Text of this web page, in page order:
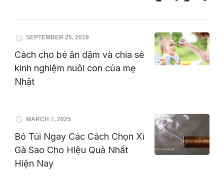
SEPTEMBER 25, 2019
Cách cho bé ăn dặm và chia sẻ
kinh nghiệm nuôi con của mẹ
Nhật
MARCH 7, 2025
Bỏ Túi Ngay Các Cách Chọn Xì
Gà Sao Cho Hiệu Quả Nhất
Hiện Nay